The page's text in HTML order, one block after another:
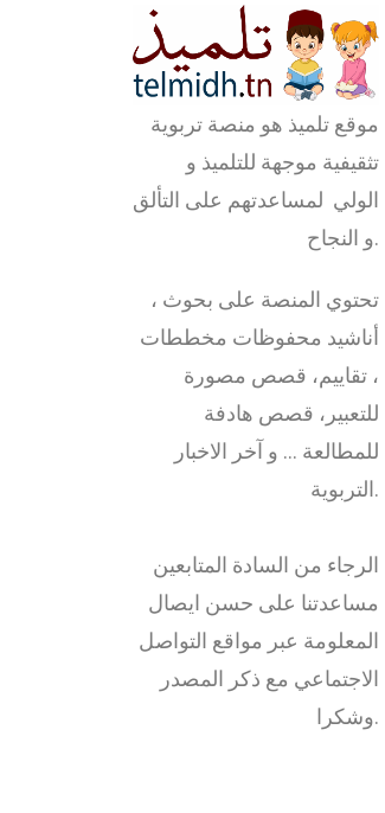
موقع تلميذ هو منصة تربوية
تثقيفية موجهة للتلميذ و
الولي لمساعدتهم على التألق
و النجاح.
تحتوي المنصة على بحوث ،
أناشيد محفوظات مخططات
، تقاييم، قصص مصورة
للتعبير، قصص هادفة
للمطالعة … و آخر الاخبار
التربوية.
الرجاء من السادة المتابعين
مساعدتنا على حسن ايصال
المعلومة عبر مواقع التواصل
الاجتماعي مع ذكر المصدر
وشكرا.